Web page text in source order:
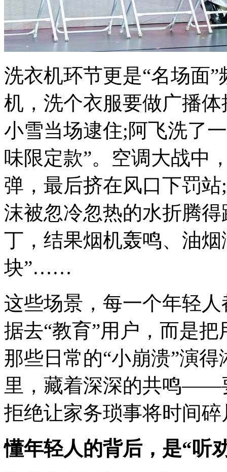
洗衣机环节更是“名场面
机，洗个衣服要做广播
小雪当场逮住;阿飞洗了
味限定款”。空调大战中
弹，最后挤在风口下罚
沫被忽冷忽热的水折腾
丁，结果烟机轰鸣、油
块”……
这些场景，每一个年轻
据去“教育”用户，而是
那些日常的“小崩溃”演
里，藏着深深的共鸣——
拒绝让家务琐事将时间碎
懂年轻人的背后，是“听